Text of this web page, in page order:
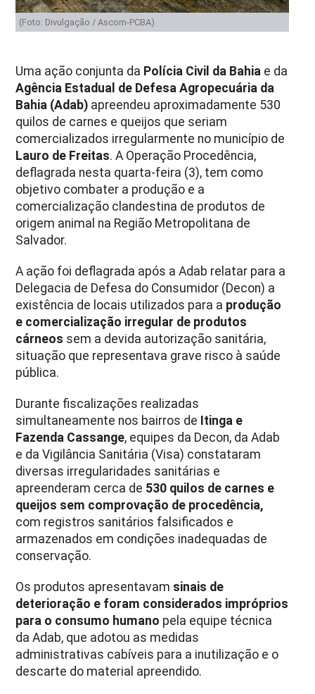
(Foto: Divulgação / Ascom-PCBA)
Uma ação conjunta da Polícia Civil da Bahia e da
Agência Estadual de Defesa Agropecuária da
Bahia (Adab) apreendeu aproximadamente 530
quilos de carnes e queijos que seriam
comercializados irregularmente no município de
Lauro de Freitas. A Operação Procedência,
deflagrada nesta quarta-feira (3), tem como
objetivo combater a produção e a
comercialização clandestina de produtos de
origem animal na Região Metropolitana de
Salvador.
A ação foi deflagrada após a Adab relatar para a
Delegacia de Defesa do Consumidor (Decon) a
existência de locais utilizados para a produção
e comercialização irregular de produtos
cárneos sem a devida autorização sanitária,
situação que representava grave risco à saúde
pública.
Durante fiscalizações realizadas
simultaneamente nos bairros de Itinga e
Fazenda Cassange, equipes da Decon, da Adab
e da Vigilância Sanitária (Visa) constataram
diversas irregularidades sanitárias e
apreenderam cerca de 530 quilos de carnes e
queijos sem comprovação de procedência,
com registros sanitários falsificados e
armazenados em condições inadequadas de
conservação.
Os produtos apresentavam sinais de
deterioração e foram considerados impróprios
para o consumo humano pela equipe técnica
da Adab, que adotou as medidas
administrativas cabíveis para a inutilização e o
descarte do material apreendido.